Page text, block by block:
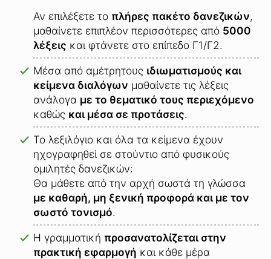
Αν επιλέξετε το πλήρες πακέτο δανεζικών,
μαθαίνετε επιπλέον περισσότερες από 5000
λέξεις και φτάνετε στο επίπεδο Γ1/Γ2.
Μέσα από αμέτρητους ιδιωματισμούς και
κείμενα διαλόγων μαθαίνετε τις λέξεις
ανάλογα με το θεματικό τους περιεχόμενο
καθώς και μέσα σε προτάσεις.
Το λεξιλόγιο και όλα τα κείμενα έχουν
ηχογραφηθεί σε στούντιο από φυσικούς
ομιλητές δανεζικών:
Θα μάθετε από την αρχή σωστά τη γλώσσα
με καθαρή, μη ξενική προφορά και με τον
σωστό τονισμό.
Η γραμματική προσανατολίζεται στην
πρακτική εφαρμογή και κάθε μέρα